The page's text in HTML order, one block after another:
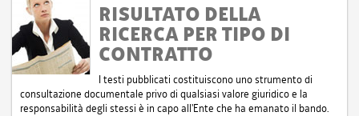
RISULTATO DELLA
RICERCA PER TIPO DI
CONTRATTO
I testi pubblicati costituiscono uno strumento di
consultazione documentale privo di qualsiasi valore giuridico e la
responsabilità degli stessi è in capo all'Ente che ha emanato il bando.